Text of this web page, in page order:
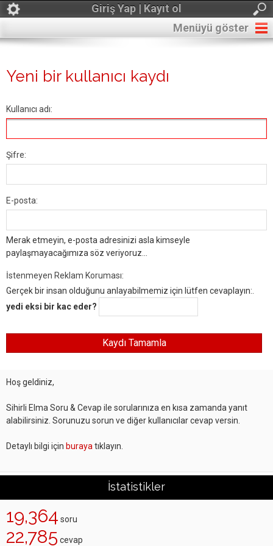
Giriş Yap | Kayıt ol
Menüyü göster
Yeni bir kullanıcı kaydı
Kullanıcı adı:
Şifre:
E-posta:
Merak etmeyin, e-posta adresinizi asla kimseyle
paylaşmayacağımıza söz veriyoruz...
İstenmeyen Reklam Koruması:
Gerçek bir insan olduğunu anlayabilmemiz için lütfen cevaplayın:.
yedi eksi bir kac eder?
Hoş geldiniz,
Sihirli Elma Soru & Cevap ile sorularınıza en kısa zamanda yanıt
alabilirsiniz. Sorunuzu sorun ve diğer kullanıcılar cevap versin.
Detaylı bilgi için buraya tıklayın.
İstatistikler
19,364 soru
22,785 cevap